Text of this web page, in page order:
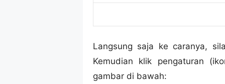
Langsung saja ke caranya,
Kemudian klik pengaturan
gambar di bawah: